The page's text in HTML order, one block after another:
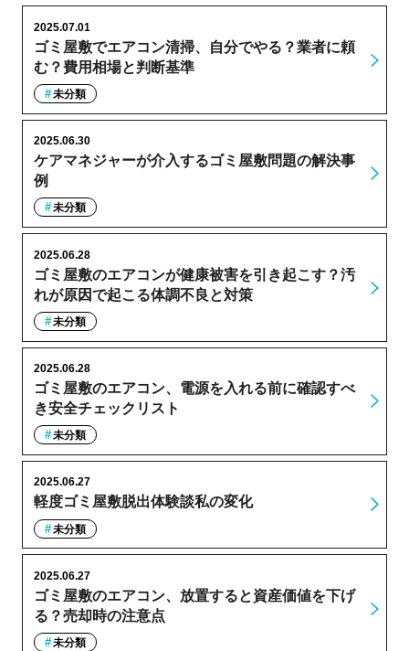
ゴミ屋敷でエアコン清掃、自分でやる？業者に頼
む？費用相場と判断基準
2025.07.01
未分類
ケアマネジャーが介入するゴミ屋敷問題の解決事
例
2025.06.30
未分類
ゴミ屋敷のエアコンが健康被害を引き起こす？汚
れが原因で起こる体調不良と対策
2025.06.28
未分類
ゴミ屋敷のエアコン、電源を入れる前に確認すべ
き安全チェックリスト
2025.06.28
未分類
軽度ゴミ屋敷脱出体験談私の変化
2025.06.27
未分類
ゴミ屋敷のエアコン、放置すると資産価値を下げ
る？売却時の注意点
2025.06.27
未分類